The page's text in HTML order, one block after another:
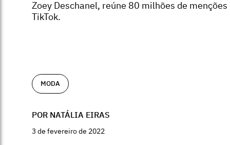
Zoey Deschanel, reúne 80 milhões de menções
TikTok.
MODA
POR NATÁLIA EIRAS
3 de fevereiro de 2022